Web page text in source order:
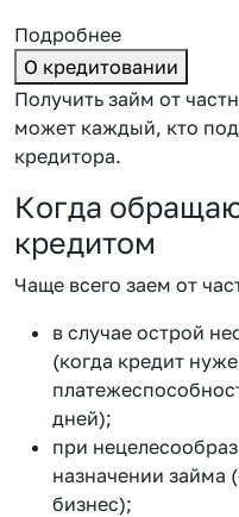
Подробнее
О кредитовании
Получить займ от
может каждый, кто
кредитора.
Когда
кредитом
Чаще всего заем от
в случае острой
(когда кредит
дней);
при
назначении займа
бизнес);